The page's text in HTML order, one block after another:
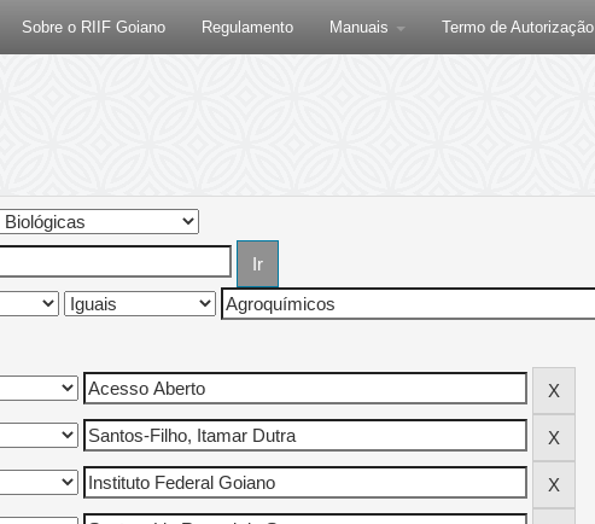
Sobre o RIIF Goiano Regulamento Manuais Termo de Autorização